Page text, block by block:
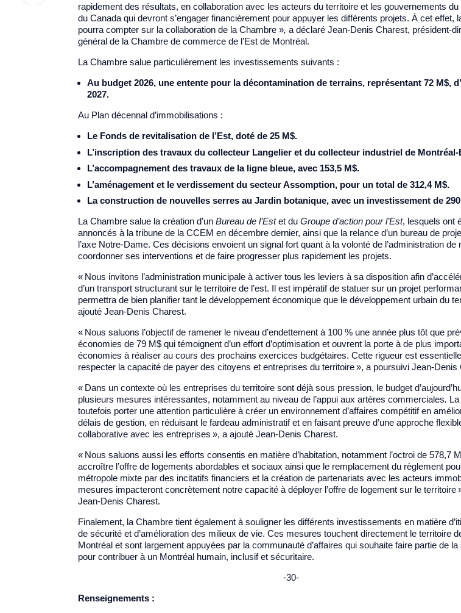
rapidement des résultats, en collaboration avec les acteurs du territoire et les gouvernements
du Canada qui devront s’engager financièrement pour appuyer les différents projets. À cet effet,
pourra compter sur la collaboration de la Chambre », a déclaré Jean-Denis Charest, président-
général de la Chambre de commerce de l’Est de Montréal.
La Chambre salue particulièrement les investissements suivants :
Au budget 2026, une entente pour la décontamination de terrains, représentant 72 M$,
2027.
Au Plan décennal d’immobilisations :
Le Fonds de revitalisation de l’Est, doté de 25 M$.
L’inscription des travaux du collecteur Langelier et du collecteur industriel de Montréal-
L’accompagnement des travaux de la ligne bleue, avec 153,5 M$.
L’aménagement et le verdissement du secteur Assomption, pour un total de 312,4 M$.
La construction de nouvelles serres au Jardin botanique, avec un investissement de
La Chambre salue la création d’un Bureau de l’Estet du Groupe d’action pour l’Est, lesquels ont
annoncés à la tribune de la CCEM en décembre dernier, ainsi que la relance d’un bureau de
l’axe Notre-Dame. Ces décisions envoient un signal fort quant à la volonté de l’administration de
coordonner ses interventions et de faire progresser plus rapidement les projets.
« Nous invitons l’administration municipale à activer tous les leviers à sa disposition afin
d’un transport structurant sur le territoire de l’est. Il est impératif de statuer sur un projet
permettra de bien planifier tant le développement économique que le développement urbain du
ajouté Jean-Denis Charest.
« Nous saluons l’objectif de ramener le niveau d’endettement à 100 % une année plus tôt que
économies de 79 M$ qui témoignent d’un effort d’optimisation et ouvrent la porte à de plus
économies à réaliser au cours des prochains exercices budgétaires. Cette rigueur est
respecter la capacité de payer des citoyens et entreprises du territoire », a poursuivi Jean-Denis
« Dans un contexte où les entreprises du territoire sont déjà sous pression, le budget
plusieurs mesures intéressantes, notamment au niveau de l’appui aux artères commerciales.
toutefois porter une attention particulière à créer un environnement d’affaires compétitif en
délais de gestion, en réduisant le fardeau administratif et en faisant preuve d’une approche
collaborative avec les entreprises », a ajouté Jean-Denis Charest.
« Nous saluons aussi les efforts consentis en matière d’habitation, notamment l’octroi de 578,7
accroître l’offre de logements abordables et sociaux ainsi que le remplacement du règlement
métropole mixte par des incitatifs financiers et la création de partenariats avec les acteurs
mesures impacteront concrètement notre capacité à déployer l’offre de logement sur le territoire
Jean-Denis Charest.
Finalement, la Chambre tient également à souligner les différents investissements en matière
de sécurité et d’amélioration des milieux de vie. Ces mesures touchent directement le territoire
Montréal et sont largement appuyées par la communauté d’affaires qui souhaite faire partie de la
pour contribuer à un Montréal humain, inclusif et sécuritaire.
-30-
Renseignements :